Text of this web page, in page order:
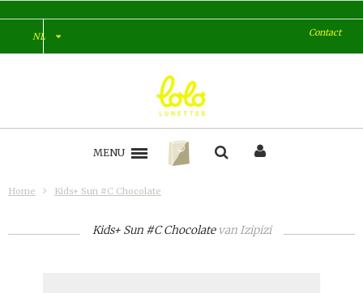
NL Contact
MENU
Home Kids+ Sun #C Chocolate
Kids+ Sun #C Chocolate vanIzipizi